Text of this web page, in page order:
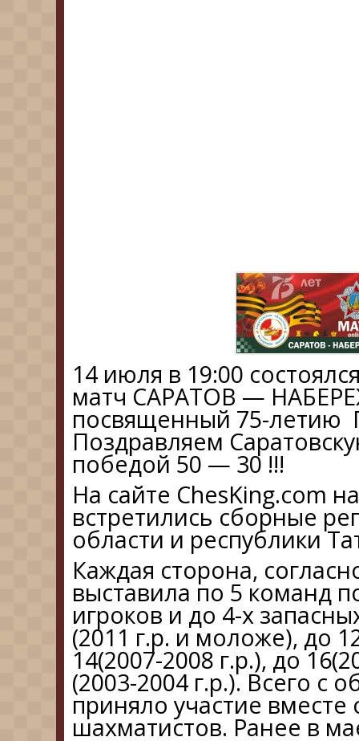
14 июля в 19:00
матч САРАТОВ —
посвященный 75-летию
Поздравляем
победой 50 — 30 !!!
На сайте ChesKing.com
встретились сборные
области и республики
Каждая сторона,
выставила по 5 команд
игроков и до 4-х
(2011 г.р. и моложе), до
14(2007-2008 г.р.), до
(2003-2004 г.р.). Всего с
приняло участие
шахматистов. Ранее в